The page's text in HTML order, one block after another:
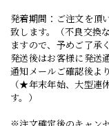
発着期間：ご注文を頂
致します。（不良交換
ますので、予めご了承
発送後はお客様に発送
通知メールご確認後よ
（★年末年始、大型連
す。）